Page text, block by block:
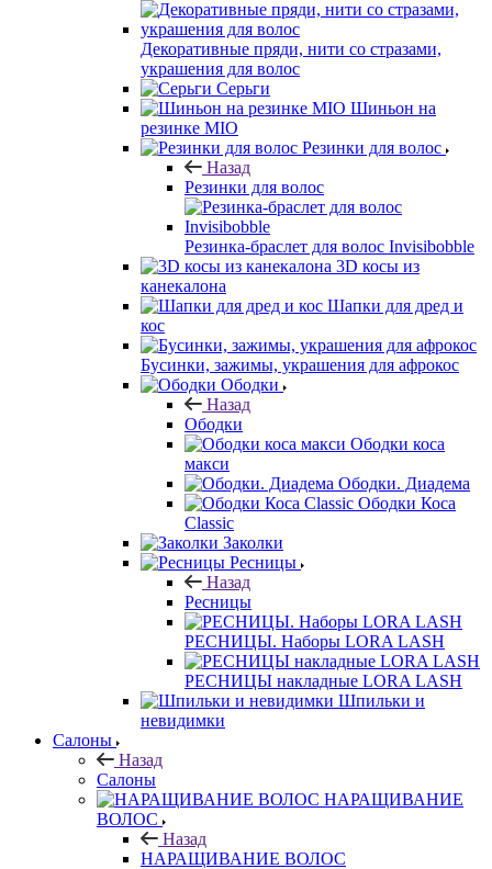
Декоративные пряди, нити со стразами,
украшения для волос
Серьги
Шиньон на
резинке MIO
Резинки для волос
Назад
Резинки для волос
Резинка-браслет для волос Invisibobble
3D косы из
канекалона
Шапки для дред и
кос
Бусинки, зажимы, украшения для афрокос
Ободки
Назад
Ободки
Ободки коса
макси
Ободки. Диадема
Ободки Коса
Classic
Заколки
Ресницы
Назад
Ресницы
РЕСНИЦЫ. Наборы LORA LASH
РЕСНИЦЫ накладные LORA LASH
Шпильки и
невидимки
Салоны
Назад
Салоны
НАРАЩИВАНИЕ
ВОЛОС
Назад
НАРАЩИВАНИЕ ВОЛОС